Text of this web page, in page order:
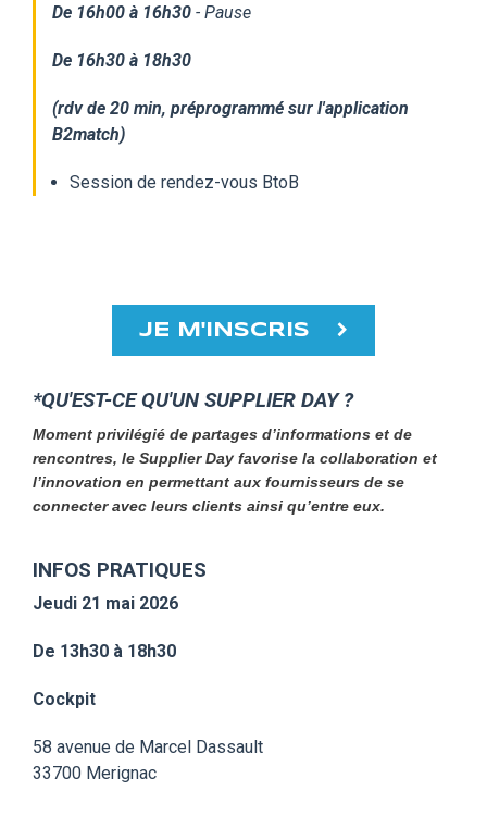
De 16h00 à 16h30 - Pause
De 16h30 à 18h30
(rdv de 20 min, préprogrammé sur l'application
B2match)
Session de rendez-vous BtoB
JE M'INSCRIS
*QU'EST-CE QU'UN SUPPLIER DAY ?
Moment privilégié de partages d’informations et de
rencontres, le Supplier Day favorise la collaboration et
l’innovation en permettant aux fournisseurs de se
connecter avec leurs clients ainsi qu’entre eux.
INFOS PRATIQUES
Jeudi 21 mai 2026
De 13h30 à 18h30
Cockpit
58 avenue de Marcel Dassault
33700 Merignac